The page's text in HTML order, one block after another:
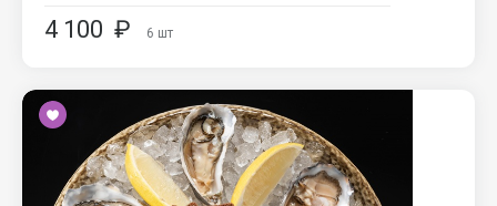
4 100 ₽ 6 шт